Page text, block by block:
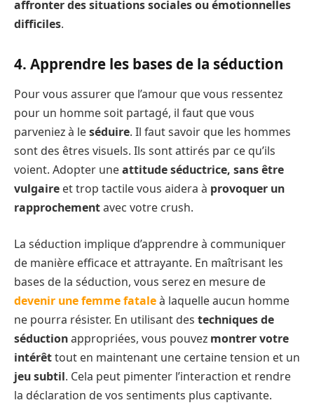
affronter des situations sociales ou émotionnelles
difficiles.
4. Apprendre les bases de la séduction
Pour vous assurer que l’amour que vous ressentez
pour un homme soit partagé, il faut que vous
parveniez à leséduire. Il faut savoir que les hommes
sont des êtres visuels. Ils sont attirés par ce qu’ils
voient. Adopter uneattitude séductrice, sans être
vulgaire et trop tactile vous aidera à provoquer un
rapprochementavec votre crush.
La séduction implique d’apprendre à communiquer
de manière efficace et attrayante. En maîtrisant les
bases de la séduction, vous serez en mesure de
devenir une femme fataleà laquelle aucun homme
ne pourra résister. En utilisant des techniques de
séductionappropriées, vous pouvez montrer votre
intérêttout en maintenant une certaine tension et un
jeu subtil. Cela peut pimenter l’interaction et rendre
la déclaration de vos sentiments plus captivante.